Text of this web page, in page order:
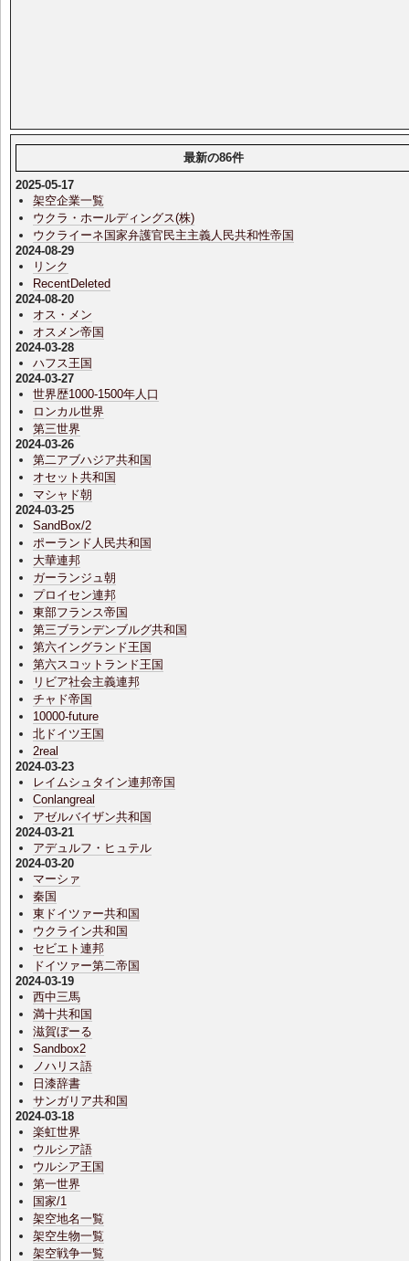
最新の86件
2025-05-17
架空企業一覧
ウクラ・ホールディングス(株)
ウクライーネ国家弁護官民主主義人民共和性帝国
2024-08-29
リンク
RecentDeleted
2024-08-20
オス・メン
オスメン帝国
2024-03-28
ハフス王国
2024-03-27
世界歴1000-1500年人口
ロンカル世界
第三世界
2024-03-26
第二アブハジア共和国
オセット共和国
マシャド朝
2024-03-25
SandBox/2
ポーランド人民共和国
大華連邦
ガーランジュ朝
プロイセン連邦
東部フランス帝国
第三ブランデンブルグ共和国
第六イングランド王国
第六スコットランド王国
リビア社会主義連邦
チャド帝国
10000-future
北ドイツ王国
2real
2024-03-23
レイムシュタイン連邦帝国
Conlangreal
アゼルバイザン共和国
2024-03-21
アデュルフ・ヒュテル
2024-03-20
マーシァ
秦国
東ドイツァー共和国
ウクライン共和国
セビエト連邦
ドイツァー第二帝国
2024-03-19
西中三馬
満十共和国
滋賀ぼーる
Sandbox2
ノハリス語
日漆辞書
サンガリア共和国
2024-03-18
楽虹世界
ウルシア語
ウルシア王国
第一世界
国家/1
架空地名一覧
架空生物一覧
架空戦争一覧